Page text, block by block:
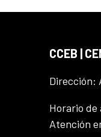
CCEB |
Dirección:
Horario de
Atención